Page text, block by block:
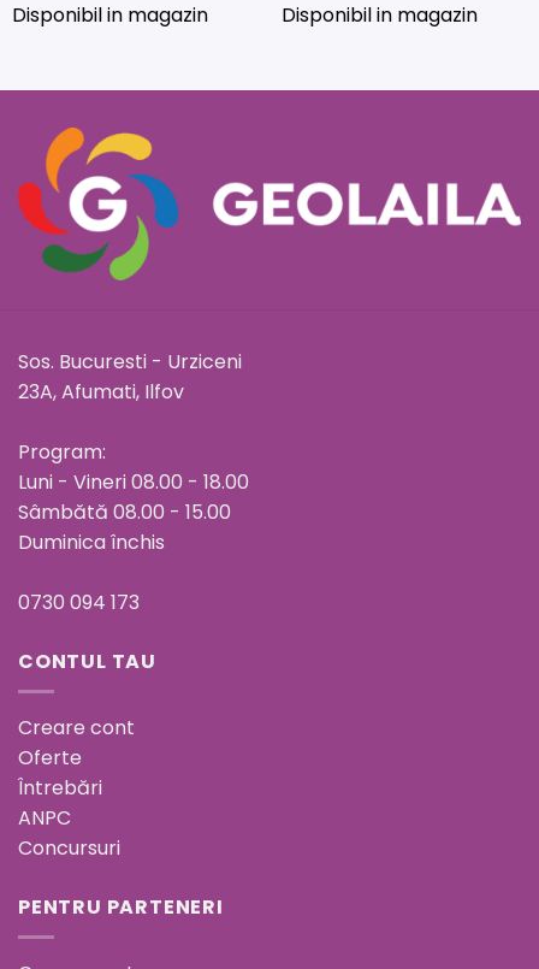
Disponibil in magazin Disponibil in magazin
Sos. Bucuresti - Urziceni
23A, Afumati, Ilfov
Program:
Luni - Vineri 08.00 - 18.00
Sâmbătă 08.00 - 15.00
Duminica închis
0730 094 173
CONTUL TAU
Creare cont
Oferte
Întrebări
ANPC
Concursuri
PENTRU PARTENERI